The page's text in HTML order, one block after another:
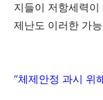
지들이 저항세력이
제난도 이러한 가
“체제안정 과시 위